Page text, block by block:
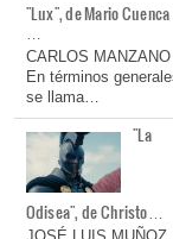
"Lux", de Mario Cuenca
…
CARLOS MANZANO
En términos
se llama…
"La
Odisea", de Christo…